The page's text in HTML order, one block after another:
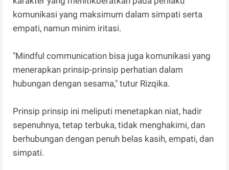
komunikasi yang maksimum dalam simpati serta
empati, namun minim iritasi.
"Mindful communication bisa juga komunikasi yang
menerapkan prinsip-prinsip perhatian dalam
hubungan dengan sesama," tutur Rizqika.
Prinsip prinsip ini meliputi menetapkan niat, hadir
sepenuhnya, tetap terbuka, tidak menghakimi, dan
berhubungan dengan penuh belas kasih, empati, dan
simpati.